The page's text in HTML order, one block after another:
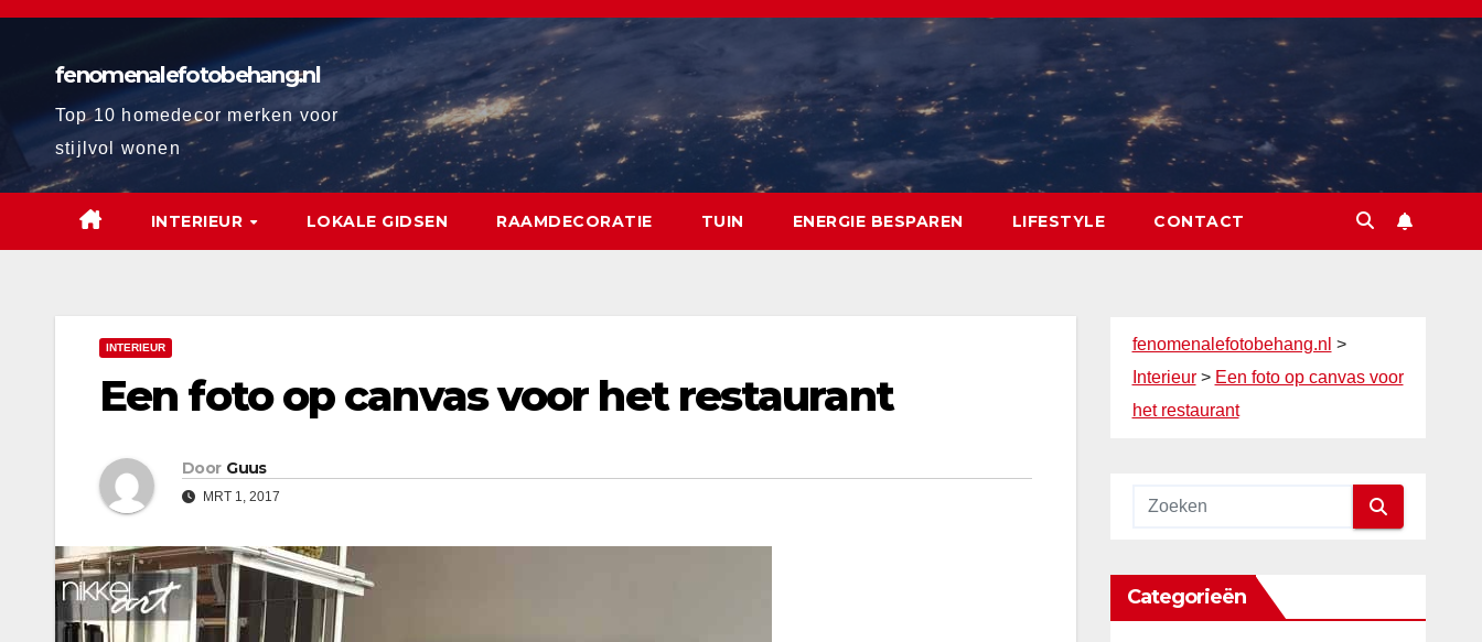
Ga
fenomenalefotobehang.nl
Top 10 homedecor merken voor
stijlvol wonen
INTERIEUR LOKALE GIDSEN RAAMDECORATIE TUIN ENERGIE BESPAREN LIFESTYLE CONTACT
INTERIEUR
Een foto op canvas voor het restaurant
Door Guus
MRT 1, 2017
fenomenalefotobehang.nl >
Interieur> Een foto op canvas voor
het restaurant
Categorieën